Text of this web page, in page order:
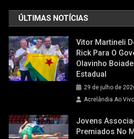
ÚLTIMAS NOTÍCIAS
Vitor Martineli
Rick Para O
Olavinho
Estadual
29 de julho de
Acrelândia Ao Vivo
Jovens
Premiados No